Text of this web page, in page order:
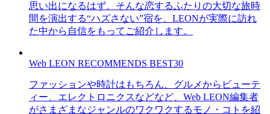
思い出になるはず。そんな恋するふたりの大切な旅時
間を演出する“ハズさない”宿を、LEONが実際に訪れ
た中から自信をもってご紹介します。
Web LEON RECOMMENDS BEST30
ファッションや時計はもちろん、グルメからビューテ
ィー、エレクトロニクスなどなど、Web LEON編集者
がさまざまなジャンルのワクワクするモノ・コトを紹